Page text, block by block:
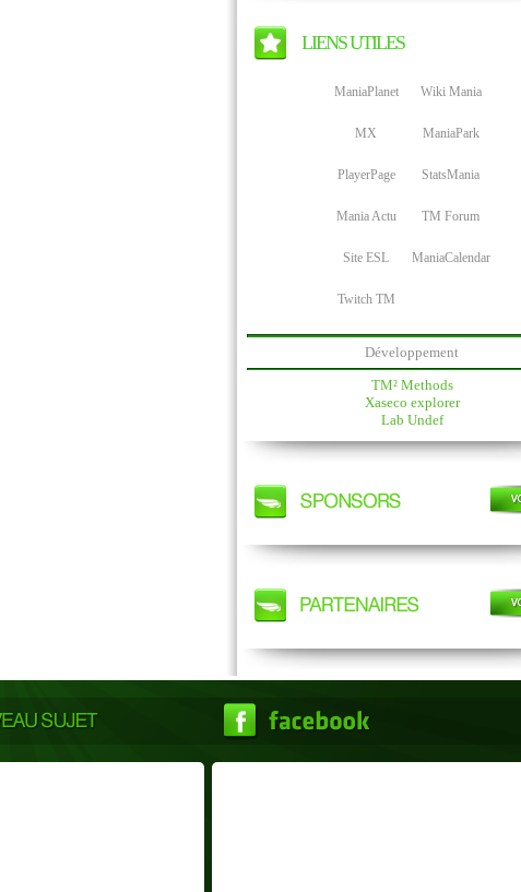
LIENS UTILES
ManiaPlanet Wiki Mania
MX ManiaPark
PlayerPage StatsMania
Mania Actu TM Forum
Site ESL ManiaCalendar
Twitch TM
Développement
TM² Methods
Xaseco explorer
Lab Undef